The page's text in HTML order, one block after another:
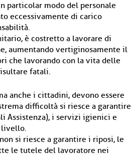
particolar modo del personale
eccessivamente di carico
è costretto a lavorare di
aumentando vertiginosamente il
che lavorando con la vita delle
fatali.
anche i cittadini, devono essere
difficoltà si riesce a garantire
Assistenza), i servizi igienici e
livello.
si riesce a garantire i riposi, le
le tutele del lavoratore nei